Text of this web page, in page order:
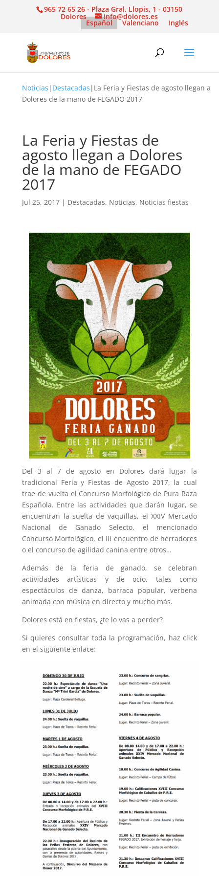
965 72 65 26 - Plaza Gral. Llopis, 1 - 03150
Dolores info@dolores.es
Español Valenciano Inglés
Noticias | Destacadas | La Feria y Fiestas de agosto llegan a
Dolores de la mano de FEGADO 2017
La Feria y Fiestas de
agosto llegan a Dolores
de la mano de FEGADO
2017
Jul 25, 2017| Destacadas, Noticias, Noticias fiestas
Del 3 al 7 de agosto en Dolores dará lugar la
tradicional Feria y Fiestas de Agosto 2017, la cual
trae de vuelta el Concurso Morfológico de Pura Raza
Española. Entre las actividades que darán lugar, se
encuentran la suelta de vaquillas, el XXIV Mercado
Nacional de Ganado Selecto, el mencionado
Concurso Morfológico, el III encuentro de herradores
o el concurso de agilidad canina entre otros…
Además de la feria de ganado, se celebran
actividades artísticas y de ocio, tales como
espectáculos de danza, barraca popular, verbena
animada con música en directo y mucho más.
Dolores está en fiestas, ¿te lo vas a perder?
Si quieres consultar toda la programación, haz click
en el siguiente enlace: